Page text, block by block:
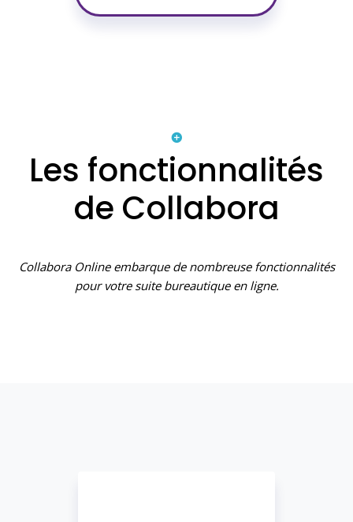
Les fonctionnalités
de Collabora
Collabora Online embarque de nombreuse fonctionnalités
pour votre suite bureautique en ligne.